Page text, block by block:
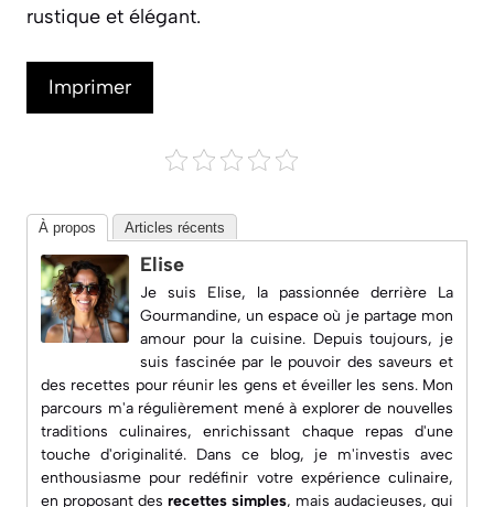
rustique et élégant.
Imprimer
À propos Articles récents
Elise
Je suis Elise, la passionnée derrière La
Gourmandine, un espace où je partage mon
amour pour la cuisine. Depuis toujours, je
suis fascinée par le pouvoir des saveurs et
des recettes pour réunir les gens et éveiller les sens. Mon
parcours m'a régulièrement mené à explorer de nouvelles
traditions culinaires, enrichissant chaque repas d'une
touche d'originalité. Dans ce blog, je m'investis avec
enthousiasme pour redéfinir votre expérience culinaire,
en proposant des recettes simples, mais audacieuses, qui